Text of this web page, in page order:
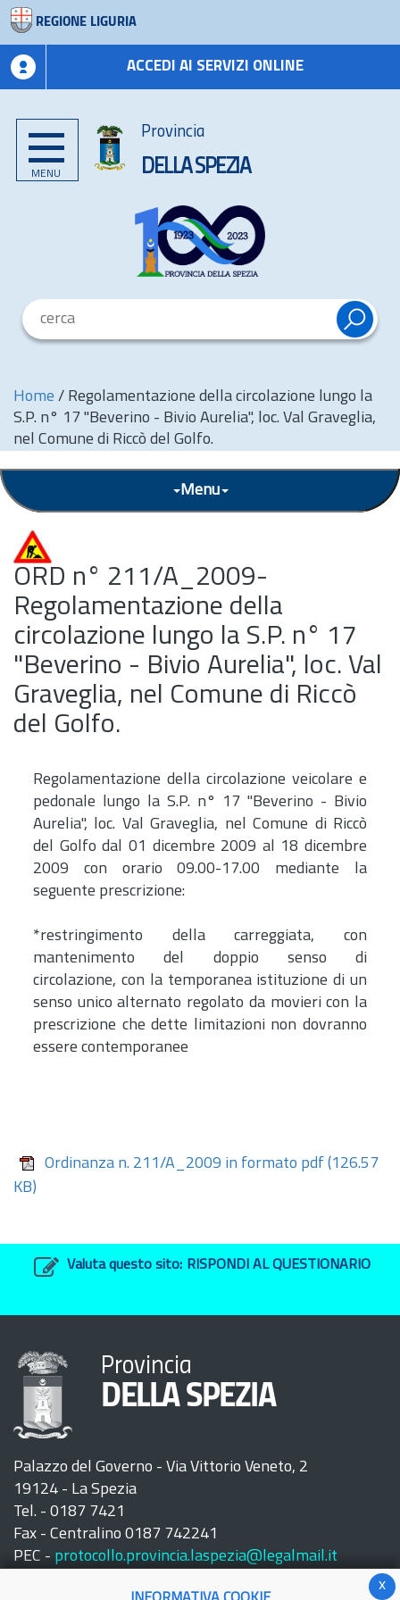
REGIONE LIGURIA
ACCEDI AI SERVIZI ONLINE
MENU
Provincia
DELLA SPEZIA
Home / Regolamentazione della circolazione lungo la
S.P. n° 17 "Beverino - Bivio Aurelia", loc. Val Graveglia,
nel Comune di Riccò del Golfo.
Menu
ORD n° 211/A_2009-
Regolamentazione della
circolazione lungo la S.P. n° 17
"Beverino - Bivio Aurelia", loc. Val
Graveglia, nel Comune di Riccò
del Golfo.
Regolamentazione della circolazione veicolare e
pedonale lungo la S.P. n° 17 "Beverino - Bivio
Aurelia", loc. Val Graveglia, nel Comune di Riccò
del Golfo dal 01 dicembre 2009 al 18 dicembre
2009 con orario 09.00-17.00 mediante la
seguente prescrizione:
*restringimento della carreggiata, con
mantenimento del doppio senso di
circolazione, con la temporanea istituzione di un
senso unico alternato regolato da movieri con la
prescrizione che dette limitazioni non dovranno
essere contemporanee
Ordinanza n. 211/A_2009 in formato pdf (126.57
KB)
Valuta questo sito: RISPONDI AL QUESTIONARIO
Provincia
DELLA SPEZIA
Palazzo del Governo - Via Vittorio Veneto, 2
19124 - La Spezia
Tel. - 0187 7421
Fax - Centralino 0187 742241
PEC - protocollo.provincia.laspezia@legalmail.it
x